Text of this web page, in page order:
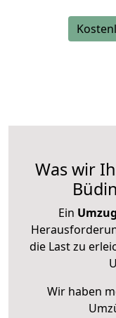
Was wir
Ein Umzug
die Last zu
Wir haben